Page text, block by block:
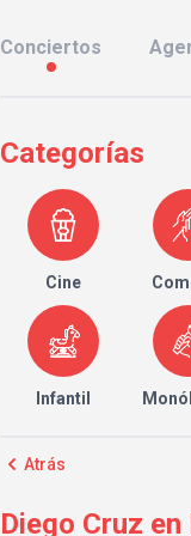
Conciertos
Categorías
Cine
Infantil
Atrás
Diego Cruz